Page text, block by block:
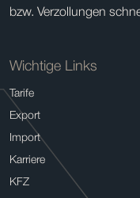
bzw. Verzollungen
Wichtige Links
Tarife
Export
Import
Karriere
KFZ